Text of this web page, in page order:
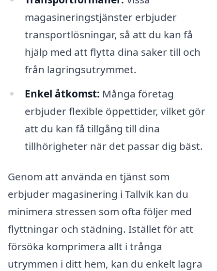
magasineringstjänster erbjuder
transportlösningar, så att du kan få
hjälp med att flytta dina saker till och
från lagringsutrymmet.
Enkel åtkomst: Många företag
erbjuder flexible öppettider, vilket gör
att du kan få tillgång till dina
tillhörigheter när det passar dig bäst.
Genom att använda en tjänst som
erbjuder magasinering i Tallvik kan du
minimera stressen som ofta följer med
flyttningar och städning. Istället för att
försöka komprimera allt i trånga
utrymmen i ditt hem, kan du enkelt lagra